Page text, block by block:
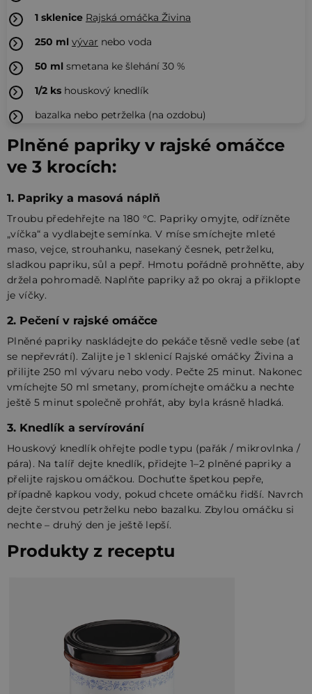
1 sklenice Rajská omáčka Živina
250 ml vývar nebo voda
50 ml smetana ke šlehání 30 %
1/2 ks houskový knedlík
bazalka nebo petrželka (na ozdobu)
Plněné papriky v rajské omáčce
ve 3 krocích:
1. Papriky a masová náplň
Troubu předehřejte na 180 °C. Papriky omyjte, odřízněte
„víčka“ a vydlabejte semínka. V míse smíchejte mleté
maso, vejce, strouhanku, nasekaný česnek, petrželku,
sladkou papriku, sůl a pepř. Hmotu pořádně prohněťte, aby
držela pohromadě. Naplňte papriky až po okraj a přiklopte
je víčky.
2. Pečení v rajské omáčce
Plněné papriky naskládejte do pekáče těsně vedle sebe (ať
se nepřevrátí). Zalijte je 1 sklenicí Rajské omáčky Živina a
přilijte 250 ml vývaru nebo vody. Pečte 25 minut. Nakonec
vmíchejte 50 ml smetany, promíchejte omáčku a nechte
ještě 5 minut společně prohřát, aby byla krásně hladká.
3. Knedlík a servírování
Houskový knedlík ohřejte podle typu (pařák / mikrovlnka /
pára). Na talíř dejte knedlík, přidejte 1–2 plněné papriky a
přelijte rajskou omáčkou. Dochuťte špetkou pepře,
případně kapkou vody, pokud chcete omáčku řidší. Navrch
dejte čerstvou petrželku nebo bazalku. Zbylou omáčku si
nechte – druhý den je ještě lepší.
Produkty z receptu